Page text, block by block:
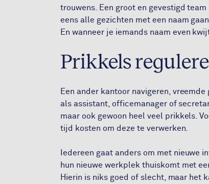
trouwens. Een groot en gevestigd
eens alle gezichten met een naam
En wanneer je iemands naam even
Prikkels
Een ander kantoor navigeren,
als assistant, officemanager of
maar ook gewoon heel veel prikkels.
tijd kosten om deze te verwerken.
Iedereen gaat anders om met nieuwe
hun nieuwe werkplek thuiskomt met
Hierin is niks goed of slecht, maar het